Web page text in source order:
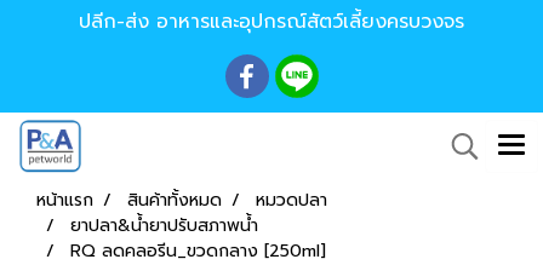
ปลีก-ส่ง อาหารและอุปกรณ์สัตว์เลี้ยงครบวงจร
หน้าแรก สินค้าทั้งหมด
หมวดปลา
ยาปลา&น้ำยาปรับสภาพน้ำ
RQ ลดคลอรีน_ขวดกลาง [250ml]